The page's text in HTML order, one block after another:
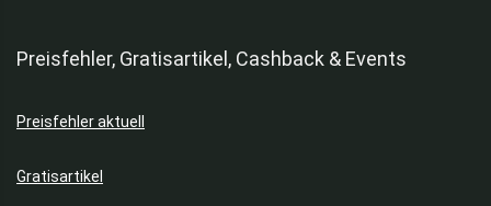
Preisfehler, Gratisartikel, Cashback & Events
Preisfehler aktuell
Gratisartikel